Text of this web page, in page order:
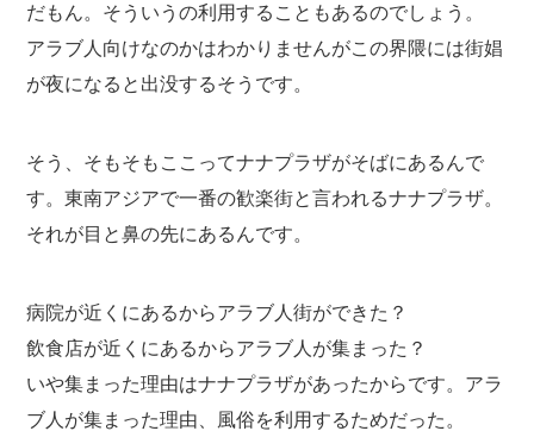
だもん。そういうの利用することもあるのでしょう。
アラブ人向けなのかはわかりませんがこの界隈には街娼
が夜になると出没するそうです。
そう、そもそもここってナナプラザがそばにあるんで
す。東南アジアで一番の歓楽街と言われるナナプラザ。
それが目と鼻の先にあるんです。
病院が近くにあるからアラブ人街ができた？
飲食店が近くにあるからアラブ人が集まった？
いや集まった理由はナナプラザがあったからです。アラ
ブ人が集まった理由、風俗を利用するためだった。